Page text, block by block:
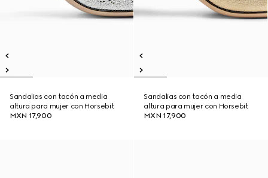
Sandalias con tacón a media
altura para mujer con Horsebit
MXN 17,900
Sandalias con tacón a media
altura para mujer con Horsebit
MXN 17,900